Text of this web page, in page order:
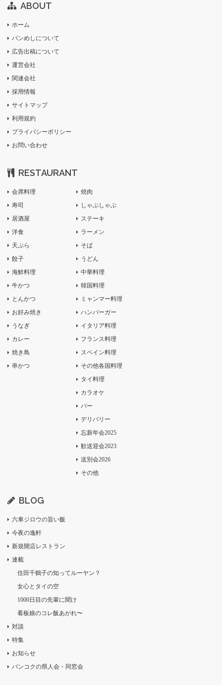
ABOUT
ホーム
バンめしについて
広告出稿について
運営会社
関連会社
採用情報
サイトマップ
利用規約
プライバシーポリシー
お問い合わせ
RESTAURANT
会席料理
寿司
居酒屋
洋食
天ぷら
餃子
海鮮料理
牛かつ
とんかつ
お好み焼き
うなぎ
カレー
焼き鳥
串かつ
焼肉
しゃぶしゃぶ
ステーキ
ラーメン
そば
うどん
中華料理
韓国料理
ミャンマー料理
ハンバーガー
イタリア料理
フランス料理
スペイン料理
その他各国料理
タイ料理
カラオケ
バー
デリバリー
忘新年会2025
歓送迎会2023
送別会2026
その他
BLOG
六車ジロウの旨い飯
今夜の逸軒
新規開店レストラン
連載
住田千鶴子の知ってルーヤン？
女心とタイの空
1000日目の先輩に聞け
看板娘のコレ飯あがれ〜
対談
特集
お知らせ
バンコクの県人会・同窓会